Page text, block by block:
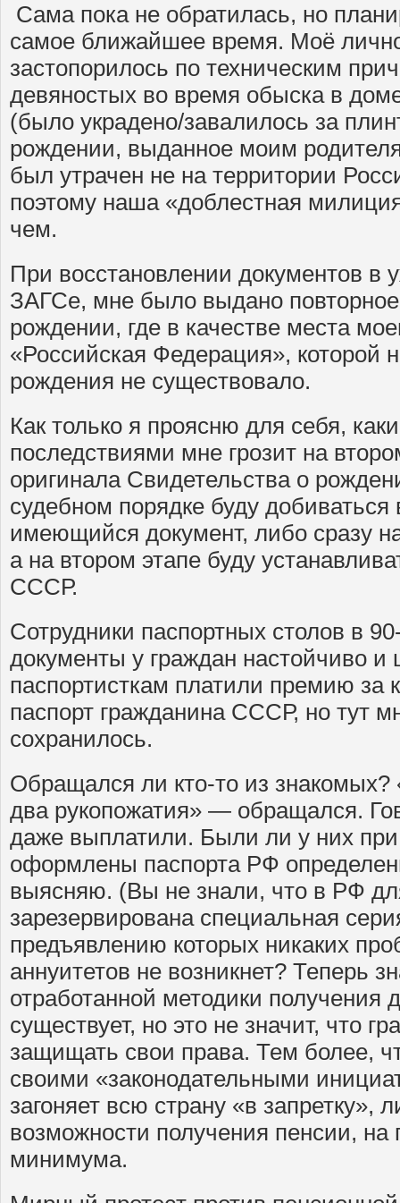
Сама пока не обратилась, но
самое ближайшее время. Моё
застопорилось по техническим
девяностых во время обыска в
(было украдено/завалилось за
рождении, выданное моим
был утрачен не на территории
поэтому наша «доблестная
чем.
При восстановлении документов в
ЗАГСе, мне было выдано
рождении, где в качестве места
«Российская Федерация», которой
рождения не существовало.
Как только я проясню для себя,
последствиями мне грозит на
оригинала Свидетельства о
судебном порядке буду
имеющийся документ, либо сразу
а на втором этапе буду
СССР.
Сотрудники паспортных столов в
документы у граждан настойчиво и
паспортисткам платили премию за
паспорт гражданина СССР, но тут
сохранилось.
Обращался ли кто-то из знакомых?
два рукопожатия» — обращался.
даже выплатили. Были ли у них
оформлены паспорта РФ
выясняю. (Вы не знали, что в РФ
зарезервирована специальная
предъявлению которых никаких
аннуитетов не возникнет? Теперь
отработанной методики получения
существует, но это не значит, что
защищать свои права. Тем более,
своими «законодательными
загоняет всю страну «в запретку»,
возможности получения пенсии, на
минимума.